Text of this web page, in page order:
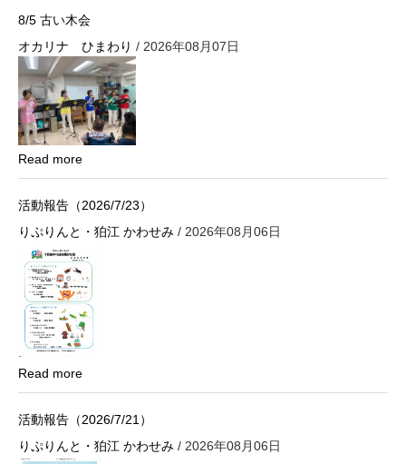
8/5 古い木会
オカリナ ひまわり / 2026年08月07日
Read more
活動報告（2026/7/23）
りぷりんと・狛江 かわせみ / 2026年08月06日
Read more
活動報告（2026/7/21）
りぷりんと・狛江 かわせみ / 2026年08月06日